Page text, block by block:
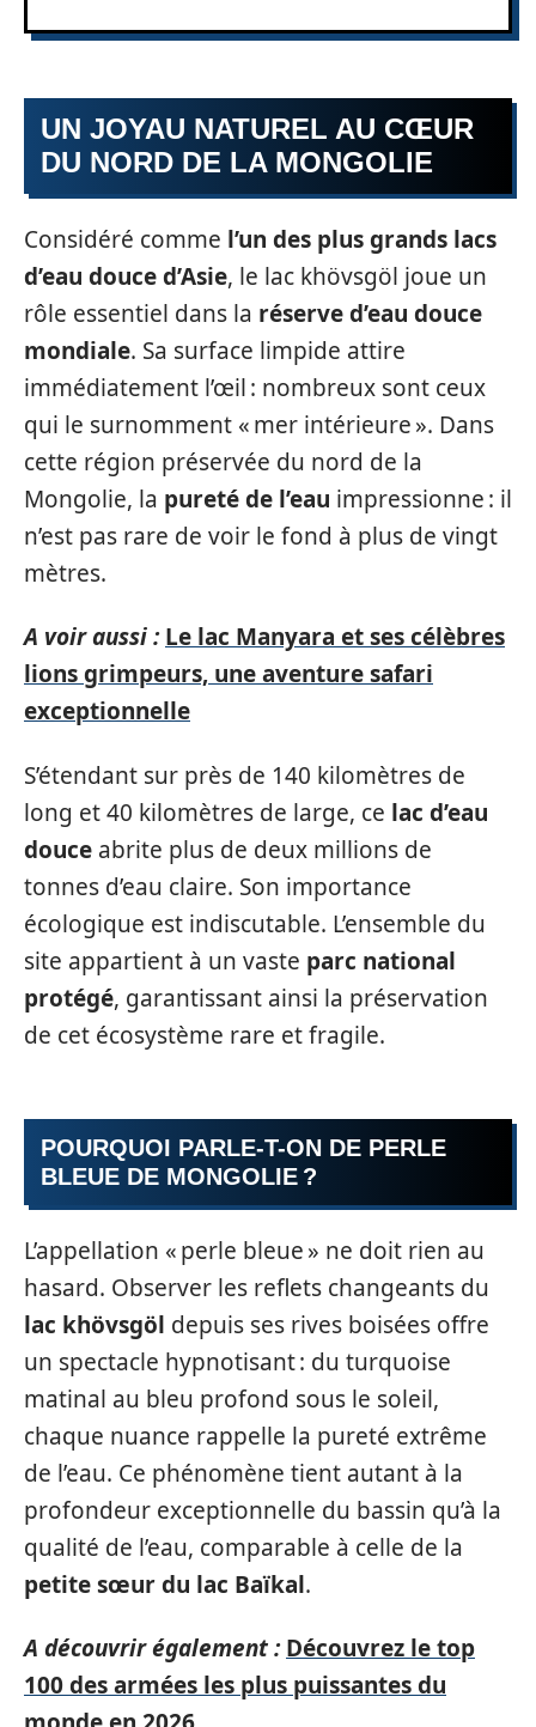
UN JOYAU NATUREL AU CŒUR
DU NORD DE LA MONGOLIE
Considéré comme l’un des plus grands lacs
d’eau douce d’Asie, le lac khövsgöl joue un
rôle essentiel dans la réserve d’eau douce
mondiale. Sa surface limpide attire
immédiatement l’œil : nombreux sont ceux
qui le surnomment « mer intérieure ». Dans
cette région préservée du nord de la
Mongolie, la pureté de l’eau impressionne : il
n’est pas rare de voir le fond à plus de vingt
mètres.
A voir aussi : Le lac Manyara et ses célèbres
lions grimpeurs, une aventure safari
exceptionnelle
S’étendant sur près de 140 kilomètres de
long et 40 kilomètres de large, ce lac d’eau
douce abrite plus de deux millions de
tonnes d’eau claire. Son importance
écologique est indiscutable. L’ensemble du
site appartient à un vaste parc national
protégé, garantissant ainsi la préservation
de cet écosystème rare et fragile.
POURQUOI PARLE-T-ON DE PERLE
BLEUE DE MONGOLIE ?
L’appellation « perle bleue » ne doit rien au
hasard. Observer les reflets changeants du
lac khövsgöl depuis ses rives boisées offre
un spectacle hypnotisant : du turquoise
matinal au bleu profond sous le soleil,
chaque nuance rappelle la pureté extrême
de l’eau. Ce phénomène tient autant à la
profondeur exceptionnelle du bassin qu’à la
qualité de l’eau, comparable à celle de la
petite sœur du lac Baïkal.
A découvrir également : Découvrez le top
100 des armées les plus puissantes du